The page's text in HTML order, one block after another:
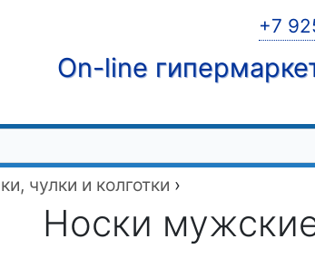
+7
On-line
чулки и колготки ›
Носки